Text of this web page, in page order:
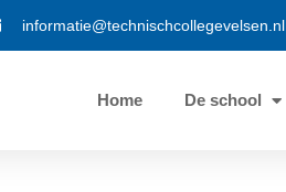
informatie@technischcollegevelsen.nl
Home De school